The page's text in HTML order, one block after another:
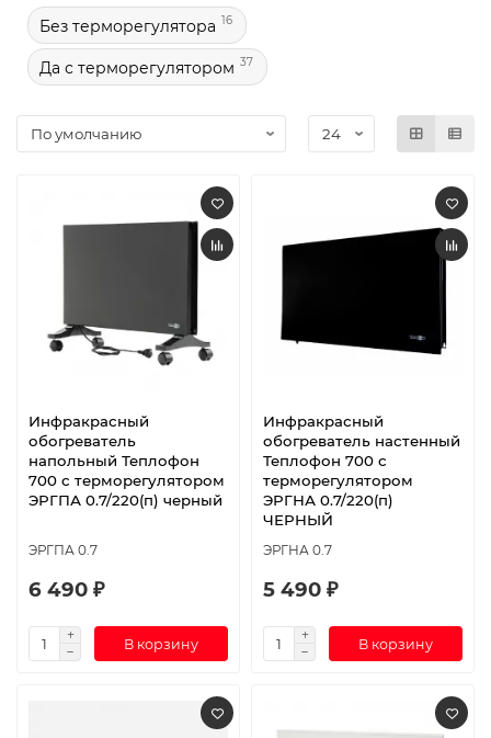
Без терморегулятора 16
Да с терморегулятором 37
Инфракрасный
обогреватель
напольный Теплофон
700 с терморегулятором
ЭРГПА 0.7/220(п) черный
ЭРГПА 0.7
6 490 ₽
В корзину
Инфракрасный
обогреватель настенный
Теплофон 700 с
терморегулятором
ЭРГНА 0.7/220(п)
ЧЕРНЫЙ
ЭРГНА 0.7
5 490 ₽
В корзину